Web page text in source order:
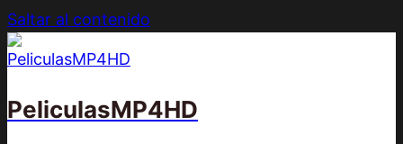
Saltar al contenido
PeliculasMP4HD